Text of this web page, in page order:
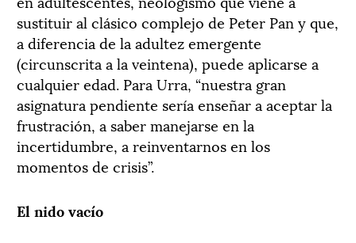
sustituir al clásico complejo de Peter Pan y que,
a diferencia de la adultez emergente
(circunscrita a la veintena), puede aplicarse a
cualquier edad. Para Urra, “nuestra gran
asignatura pendiente sería enseñar a aceptar la
frustración, a saber manejarse en la
incertidumbre, a reinventarnos en los
momentos de crisis”.
El nido vacío